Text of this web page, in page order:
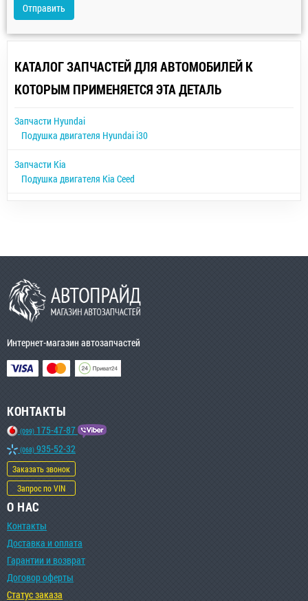
Отправить
КАТАЛОГ ЗАПЧАСТЕЙ ДЛЯ АВТОМОБИЛЕЙ К
КОТОРЫМ ПРИМЕНЯЕТСЯ ЭТА ДЕТАЛЬ
Запчасти Hyundai
Подушка двигателя Hyundai i30
Запчасти Kia
Подушка двигателя Kia Ceed
Интернет-магазин автозапчастей
КОНТАКТЫ
(099) 175-47-87
(068) 935-52-32
Заказать звонок
Запрос по VIN
О НАС
Контакты
Доставка и оплата
Гарантии и возврат
Договор оферты
Статус заказа